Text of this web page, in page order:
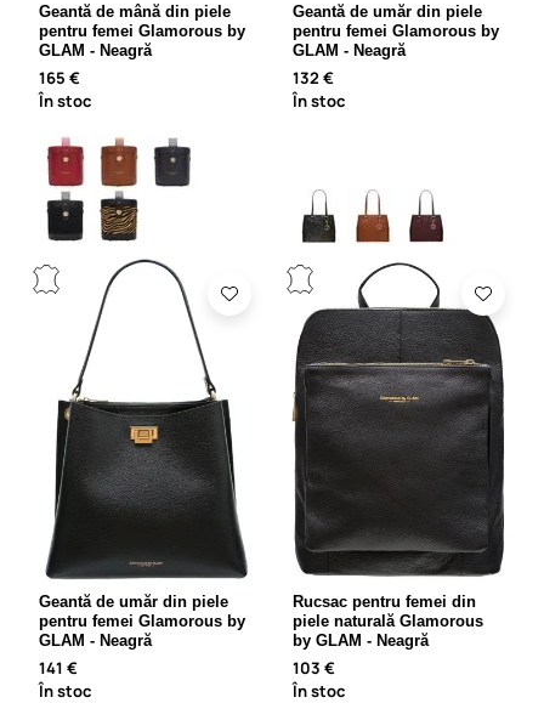
Geantă de mână din piele
pentru femei Glamorous by
GLAM - Neagră
165 €
În stoc
Geantă de umăr din piele
pentru femei Glamorous by
GLAM - Neagră
132 €
În stoc
Geantă de umăr din piele
pentru femei Glamorous by
GLAM - Neagră
141 €
În stoc
Rucsac pentru femei din
piele naturală Glamorous
by GLAM - Neagră
103 €
În stoc